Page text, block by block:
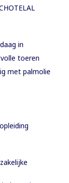
in
volle toeren
met palmolie